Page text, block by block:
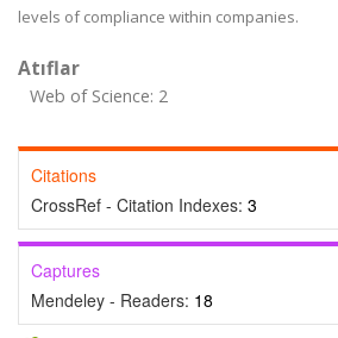
levels of compliance within companies.
Atıflar
Web of Science: 2
Citations
CrossRef - Citation Indexes: 3
Captures
Mendeley - Readers: 18